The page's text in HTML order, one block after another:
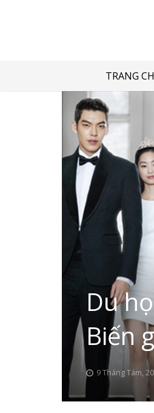
TRANG
Du
Biến
9 Tháng Tám,